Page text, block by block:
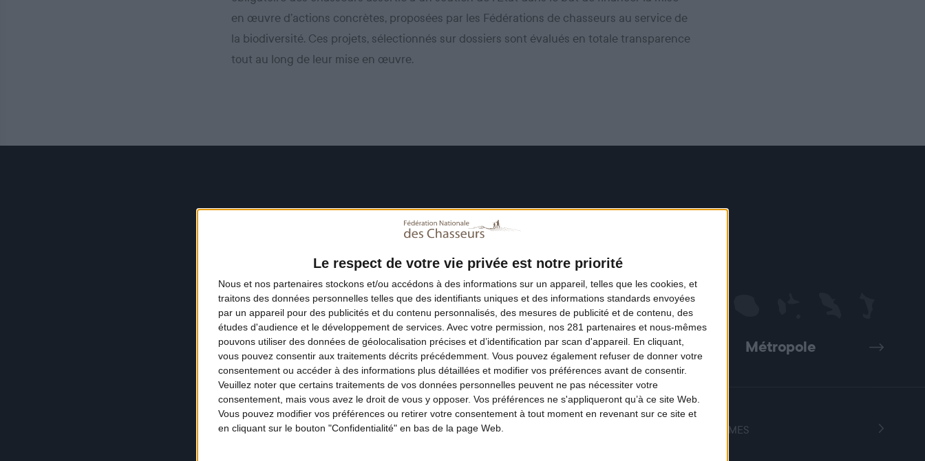
Le respect de votre vie privée est notre priorité
Nous et nos partenaires stockons et/ou accédons à des informations sur un appareil, telles que les cookies, et
traitons des données personnelles telles que des identifiants uniques et des informations standards envoyées
par un appareil pour des publicités et du contenu personnalisés, des mesures de publicité et de contenu, des
études d'audience et le développement de services. Avec votre permission, nos 281 partenaires et nous-mêmes
pouvons utiliser des données de géolocalisation précises et d’identification par scan d'appareil. En cliquant,
vous pouvez consentir aux traitements décrits précédemment. Vous pouvez également refuser de donner votre
consentement ou accéder à des informations plus détaillées et modifier vos préférences avant de consentir.
Veuillez noter que certains traitements de vos données personnelles peuvent ne pas nécessiter votre
consentement, mais vous avez le droit de vous y opposer. Vos préférences ne s'appliqueront qu’à ce site Web.
Vous pouvez modifier vos préférences ou retirer votre consentement à tout moment en revenant sur ce site et
en cliquant sur le bouton "Confidentialité" en bas de la page Web.
en œuvre d’actions concrètes, proposées par les Fédérations de chasseurs au service de
la biodiversité. Ces projets, sélectionnés sur dossiers sont évalués en totale transparence
tout au long de leur mise en œuvre.
Précédent Métropole Suivant
PROGRAMMES